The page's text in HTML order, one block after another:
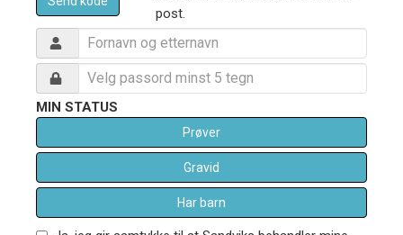
post.
MIN STATUS
Prøver
Gravid
Har barn